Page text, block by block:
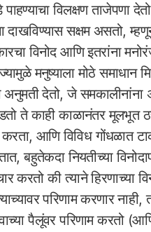
विलक्षण ताजेपणा
दाखविण्यास सक्षम असतो,
विनोद आणि इतरांना
मनुष्याला मोठे समाधान
अनुमती देतो, जे
ते काही काळानंतर मूलभूत
आणि विविध गोंधळात
बहुतेकदा नियतीच्या
की त्याने हिरणाच्या
परिणाम करणार
पैलूंवर परिणाम करतो